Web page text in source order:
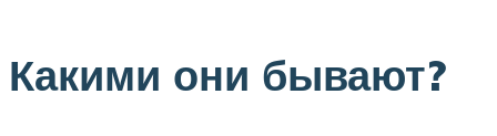
Какими они бывают?